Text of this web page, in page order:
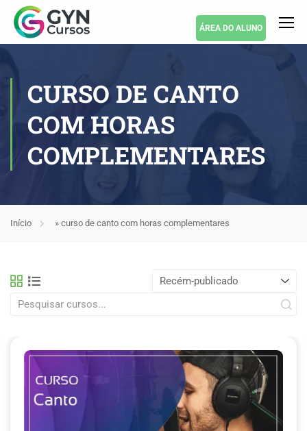
ÁREA DO ALUNO
CURSO DE CANTO
COM HORAS
COMPLEMENTARES
Início » curso de canto com horas complementares